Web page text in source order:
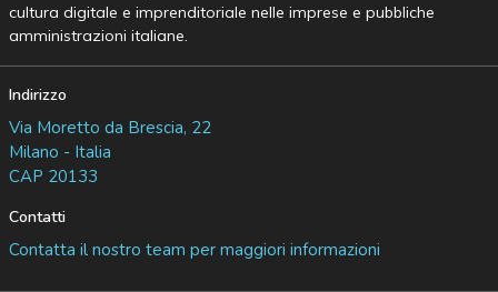
cultura digitale e imprenditoriale nelle imprese e pubbliche
amministrazioni italiane.
Indirizzo
Via Moretto da Brescia, 22
Milano - Italia
CAP 20133
Contatti
Contatta il nostro team per maggiori informazioni